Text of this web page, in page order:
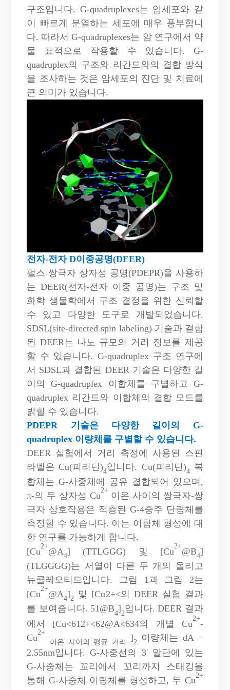
구조입니다. G-quadruplexes는 암세포와 같
이 빠르게 분열하는 세포에 매우 풍부합니
다. 따라서 G-quadruplexes는 암 연구에서 약
물 표적으로 작용할 수 있습니다. G-
quadruplex의 구조와 리간드와의 결합 방식
을 조사하는 것은 암세포의 진단 및 치료에
큰 의미가 있습니다.
전자-전자D이중공명(DEER)
펄스 쌍극자 상자성 공명(PDEPR)을 사용하
는 DEER(전자-전자 이중 공명)는 구조 및
화학 생물학에서 구조 결정을 위한 신뢰할
수 있고 다양한 도구로 개발되었습니다.
SDSL(site-directed spin labeling) 기술과 결합
된 DEER는 나노 규모의 거리 정보를 제공
할 수 있습니다. G-quadruplex 구조 연구에
서 SDSL과 결합된 DEER 기술은 다양한 길
이의 G-quadruplex 이합체를 구별하고 G-
quadruplex 리간드와 이합체의 결합 모드를
밝힐 수 있습니다.
PDEPR 기술은 다양한 길이의 G-
quadruplex 이량체를 구별할 수 있습니다.
DEER 실험에서 거리 측정에 사용된 스핀
라벨은 Cu(피리딘)4입니다. Cu(피리딘)4
복
합체는 G-사중체에 공유 결합되어 있으며,
π-의 두 상자성 Cu
2+
이온 사이의 쌍극자-쌍
극자 상호작용은 적층된 G-4중주 단량체를
측정할 수 있습니다. 이는 이합체 형성에 대
한 연구를 가능하게 합니다.
[Cu
2+
@A4] (TTLGGG) 및 [Cu
2+
@B4]
(TLGGGG)는 서열이 다른 두 개의 올리고
뉴클레오티드입니다. 그림 1과 그림 2는
[Cu
2+
@A4]2 및 [Cu2+<의 DEER 실험 결과
를 보여줍니다. 51@B4]2입니다. DEER 결과
에서 [Cu<612+<62@A<634의 개별 Cu
2+
-
Cu
2+
이온 사이의 평균 거리 ]2
이량체는 dA =
2.55nm입니다. G-사중선의 3' 말단에 있는
G-사중체는 꼬리에서 꼬리까지 스태킹을
통해 G-사중체 이량체를 형성하고, 두 Cu
2+